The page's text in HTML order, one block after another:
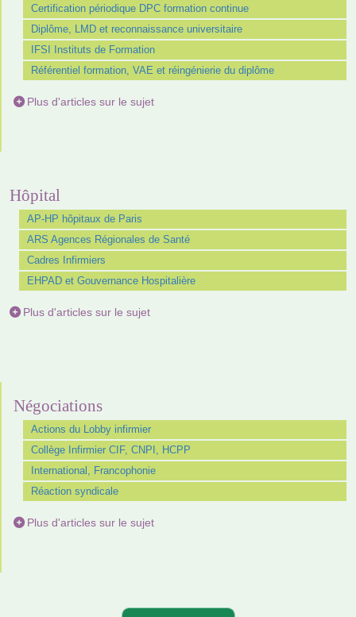
Certification périodique DPC formation continue
Diplôme, LMD et reconnaissance universitaire
IFSI Instituts de Formation
Référentiel formation, VAE et réingénierie du diplôme
Plus d'articles sur le sujet
Hôpital
AP-HP hôpitaux de Paris
ARS Agences Régionales de Santé
Cadres Infirmiers
EHPAD et Gouvernance Hospitalière
Plus d'articles sur le sujet
Négociations
Actions du Lobby infirmier
Collège Infirmier CIF, CNPI, HCPP
International, Francophonie
Réaction syndicale
Plus d'articles sur le sujet